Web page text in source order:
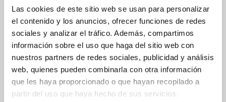
Las cookies de este sitio web se usan para personalizar
el contenido y los anuncios, ofrecer funciones de redes
sociales y analizar el tráfico. Además, compartimos
información sobre el uso que haga del sitio web con
nuestros partners de redes sociales, publicidad y análisis
web, quienes pueden combinarla con otra información
que les haya proporcionado o que hayan recopilado a
partir del uso que haya hecho de sus servicios.
los chavales sobre la donación de órganos y
ayudar a chicos en exclusión social”, explicó Sanz.
Contó que cuando estuvo en el Everest decidió
escribir sus experiencias en un blog donde explicar
que todo el mundo puede conseguir lo que se
proponga. “Con voluntad todo se puede
conseguir”, recordó Carlos Sanz.
Vicente Ortega quiso aprovechar la grabación para